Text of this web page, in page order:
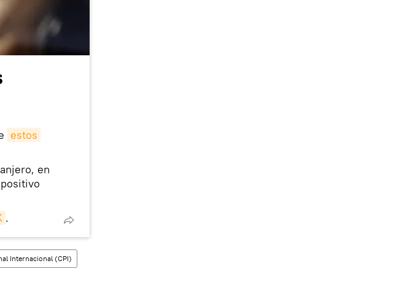
estos
en
.
Internacional (CPI)